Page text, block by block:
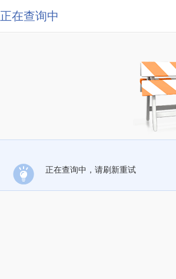
正在查询中
正在查询中，请刷新重试